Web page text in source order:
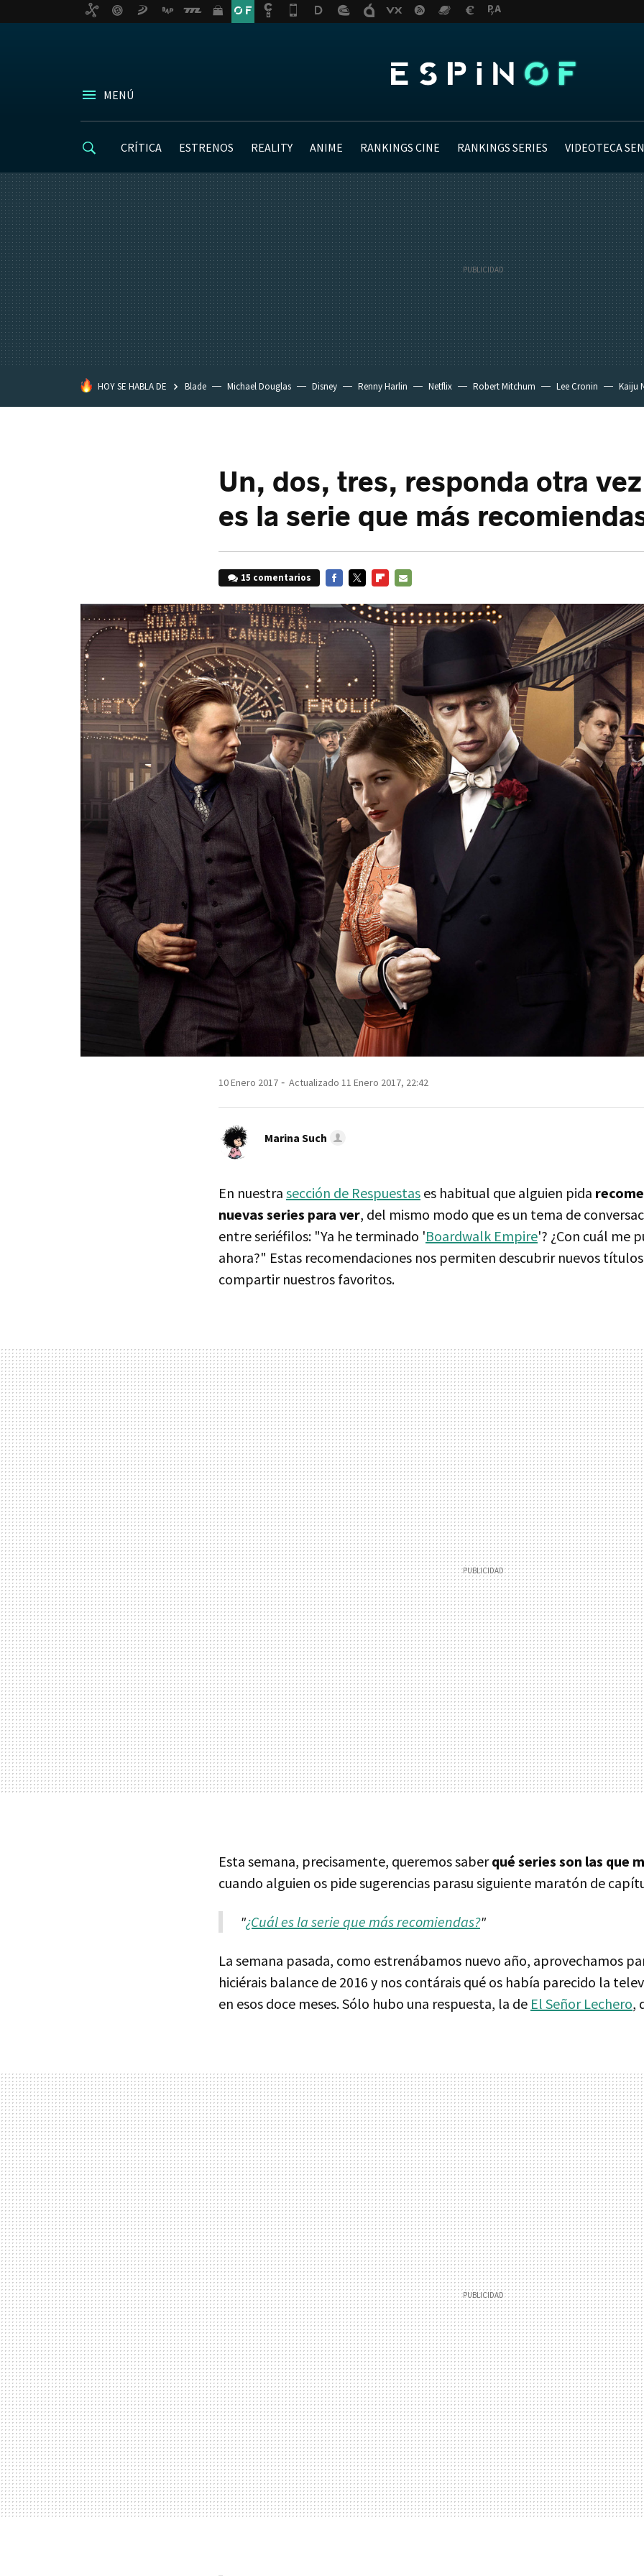
MENÚ
CRÍTICA ESTRENOS REALITY ANIME RANKINGS CINE RANKINGS SERIES VIDEOTECA
HOY SE HABLA DE Blade Michael Douglas Disney Renny Harlin Netflix Robert Mitchum Lee Cronin Kaiju
Un, dos, tres, responda otra
es la serie que más
15 comentarios
MAIL
10 Enero 2017 Actualizado 11 Enero 2017, 22:42
Marina Such
En nuestra sección de Respuestas es habitual que alguien pida
nuevas series para ver, del mismo modo que es un tema de
entre seriéfilos: "Ya he terminado 'Boardwalk Empire'? ¿Con cuál me
ahora?" Estas recomendaciones nos permiten descubrir nuevos
compartir nuestros favoritos.
Esta semana, precisamente, queremos saberqué series son las que
cuando alguien os pide sugerencias parasu siguiente maratón de
"¿Cuál es la serie que más recomiendas?"
La semana pasada, como estrenábamos nuevo año, aprovechamos
hiciérais balance de 2016 y nos contárais qué os había parecido la
en esos doce meses. Sólo hubo una respuesta, la de El Señor Lechero,